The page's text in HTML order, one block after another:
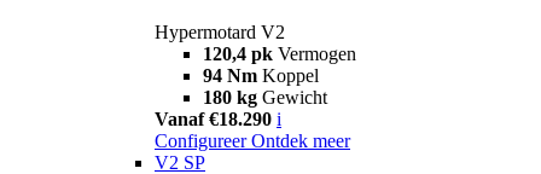
Hypermotard V2
120,4 pk Vermogen
94 Nm Koppel
180 kg Gewicht
Vanaf €18.290 i
Configureer Ontdek meer
V2 SP